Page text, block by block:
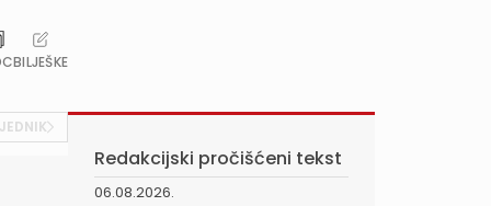
BILJEŠKE
Redakcijski pročišćeni tekst
06.08.2026.